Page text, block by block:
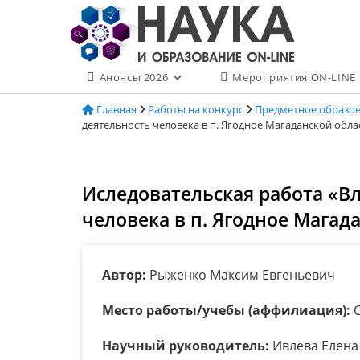
содержимому
Анонсы 2026 Мероприятия ON-LINE
Главная Работы на конкурс
Предметное
деятельность человека в п. Ягодное Магаданской
Иследовательская работа
человека в п. Ягодное
Автор: Рыженко Максим Евгеньевич
Место работы/учебы (аффилиация):
Научный руководитель: Ивлева